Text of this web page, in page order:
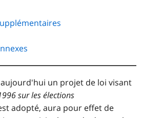
un projet de loi visant
sur les élections
adopté, aura pour effet de